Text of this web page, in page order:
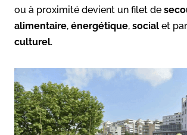
ou à proximité devient un filet de
alimentaire, énergétique, social et
culturel.